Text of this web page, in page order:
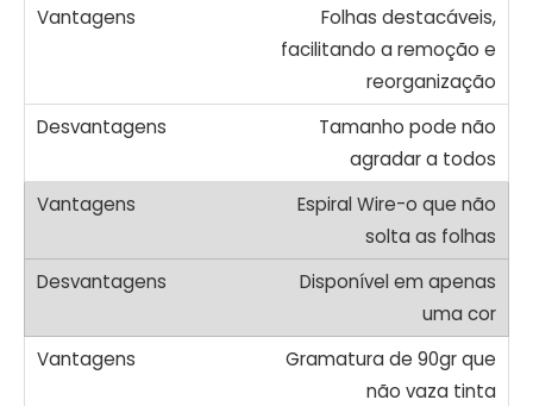
Folhas destacáveis,
facilitando a remoção e
reorganização
Tamanho pode não
agradar a todos
Espiral Wire-o que não
solta as folhas
Disponível em apenas
uma cor
Gramatura de 90gr que
não vaza tinta